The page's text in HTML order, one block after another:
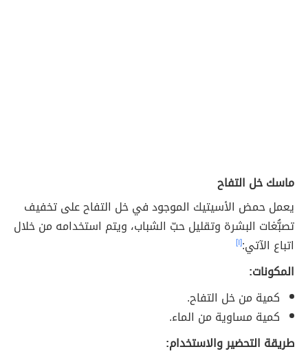
ماسك خل التفاح
يعمل حمض الأسيتيك الموجود في خل التفاح على تخفيف
تصبُّغات البشرة وتقليل حبّ الشباب، ويتم استخدامه من خلال
اتباع الآتي:[١]
المكونات:
كمية من خل التفاح.
كمية مساوية من الماء.
طريقة التحضير والاستخدام: